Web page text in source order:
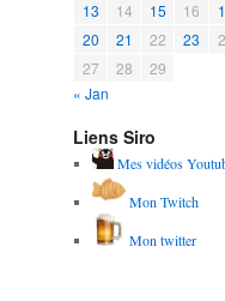
13
14 15 16
20
21 22 23
27
28
29
« Jan
Liens Siro
Mes vidéos
Mon Twitch
Mon twitter